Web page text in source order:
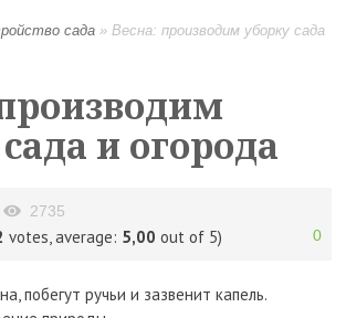
сада »Весна: производим уборку сада
и огорода
2735
votes, average: 5,00 out of 5) 0
побегут ручьи и зазвенит капель.